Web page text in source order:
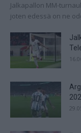
Jalkapallon MM-
joten edessä on ne